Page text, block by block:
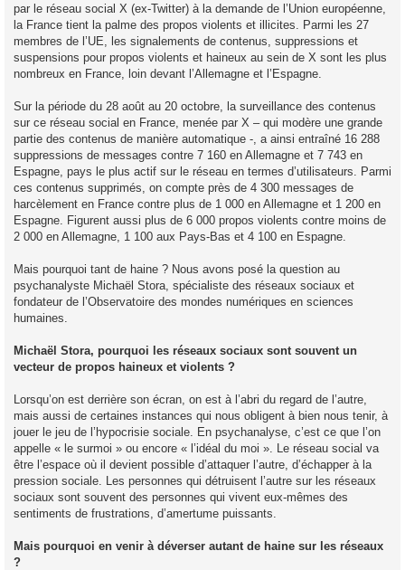
par le réseau social X (ex-Twitter) à la demande de l’Union européenne,
la France tient la palme des propos violents et illicites. Parmi les 27
membres de l’UE, les signalements de contenus, suppressions et
suspensions pour propos violents et haineux au sein de X sont les plus
nombreux en France, loin devant l’Allemagne et l’Espagne.
Sur la période du 28 août au 20 octobre, la surveillance des contenus
sur ce réseau social en France, menée par X – qui modère une grande
partie des contenus de manière automatique -, a ainsi entraîné 16 288
suppressions de messages contre 7 160 en Allemagne et 7 743 en
Espagne, pays le plus actif sur le réseau en termes d’utilisateurs. Parmi
ces contenus supprimés, on compte près de 4 300 messages de
harcèlement en France contre plus de 1 000 en Allemagne et 1 200 en
Espagne. Figurent aussi plus de 6 000 propos violents contre moins de
2 000 en Allemagne, 1 100 aux Pays-Bas et 4 100 en Espagne.
Mais pourquoi tant de haine ? Nous avons posé la question au
psychanalyste Michaël Stora, spécialiste des réseaux sociaux et
fondateur de l’Observatoire des mondes numériques en sciences
humaines.
Michaël Stora, pourquoi les réseaux sociaux sont souvent un
vecteur de propos haineux et violents ?
Lorsqu’on est derrière son écran, on est à l’abri du regard de l’autre,
mais aussi de certaines instances qui nous obligent à bien nous tenir, à
jouer le jeu de l’hypocrisie sociale. En psychanalyse, c’est ce que l’on
appelle « le surmoi » ou encore « l’idéal du moi ». Le réseau social va
être l’espace où il devient possible d’attaquer l’autre, d’échapper à la
pression sociale. Les personnes qui détruisent l’autre sur les réseaux
sociaux sont souvent des personnes qui vivent eux-mêmes des
sentiments de frustrations, d’amertume puissants.
Mais pourquoi en venir à déverser autant de haine sur les réseaux
?